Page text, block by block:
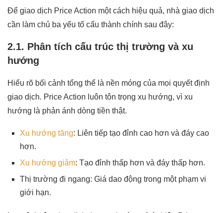
Để giao dịch Price Action một cách hiệu quả, nhà giao dịch
cần làm chủ ba yếu tố cấu thành chính sau đây:
2.1. Phân tích cấu trúc thị trường và xu
hướng
Hiểu rõ bối cảnh tổng thể là nền móng của mọi quyết định
giao dịch. Price Action luôn tôn trọng xu hướng, vì xu
hướng là phản ánh dòng tiền thật.
Xu hướng tăng: Liên tiếp tạo đỉnh cao hơn và đáy cao
hơn.
Xu hướng giảm: Tạo đỉnh thấp hơn và đáy thấp hơn.
Thị trường đi ngang: Giá dao động trong một phạm vi
giới hạn.